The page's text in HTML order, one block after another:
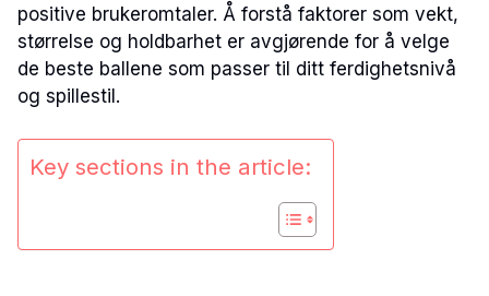
positive brukeromtaler. Å forstå faktorer som vekt,
størrelse og holdbarhet er avgjørende for å velge
de beste ballene som passer til ditt ferdighetsnivå
og spillestil.
Key sections in the article: